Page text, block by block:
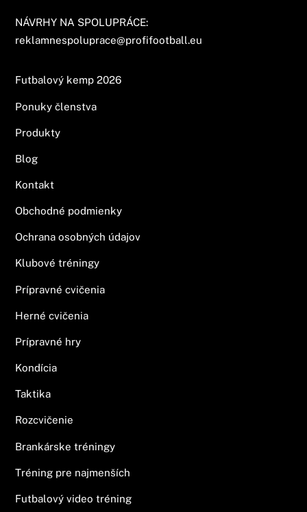
NÁVRHY NA SPOLUPRÁCE:
reklamnespoluprace@profifootball.eu
Futbalový kemp 2026
Ponuky členstva
Produkty
Blog
Kontakt
Obchodné podmienky
Ochrana osobných údajov
Klubové tréningy
Prípravné cvičenia
Herné cvičenia
Prípravné hry
Kondícia
Taktika
Rozcvičenie
Brankárske tréningy
Tréning pre najmenších
Futbalový video tréning